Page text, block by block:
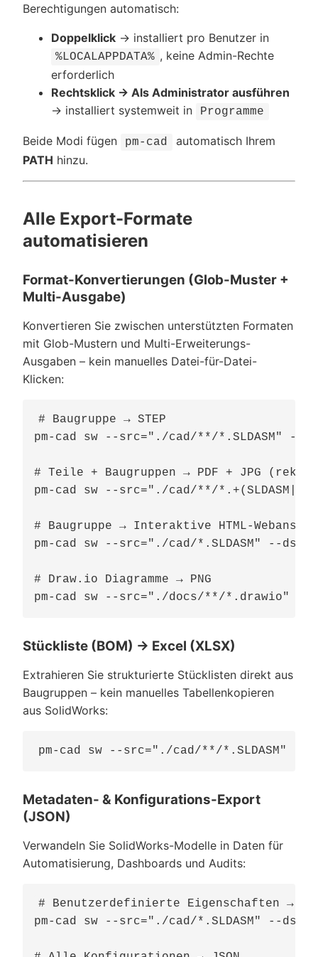
Berechtigungen automatisch:
Doppelklick → installiert pro Benutzer in
%LOCALAPPDATA% , keine Admin-Rechte
erforderlich
Rechtsklick → Als Administrator ausführen
→ installiert systemweit in
Programme
Beide Modi fügen pm-cad
automatisch Ihrem
PATH hinzu.
Alle Export-Formate
automatisieren
Format-Konvertierungen (Glob-Muster +
Multi-Ausgabe)
Konvertieren Sie zwischen unterstützten Formaten
mit Glob-Mustern und Multi-Erweiterungs-
Ausgaben – kein manuelles Datei-für-Datei-
Klicken:
# Baugruppe → STEP
pm-cad sw --src="./cad/**/*.SLDASM" --
# Teile + Baugruppen → PDF + JPG
pm-cad sw --src="./cad/**/
# Baugruppe → Interaktive HTML-
pm-cad sw --src="./cad/*.SLDASM" --
# Draw.io Diagramme → PNG
Stückliste (BOM) → Excel (XLSX)
Extrahieren Sie strukturierte Stücklisten direkt aus
Baugruppen – kein manuelles Tabellenkopieren
aus SolidWorks:
Metadaten- & Konfigurations-Export
(JSON)
Verwandeln Sie SolidWorks-Modelle in Daten für
Automatisierung, Dashboards und Audits:
# Benutzerdefinierte Eigenschaften →
pm-cad sw --src="./cad/*.SLDASM" --